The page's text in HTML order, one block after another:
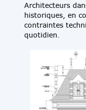
Architecteurs
historiques, en
contraintes
quotidien.